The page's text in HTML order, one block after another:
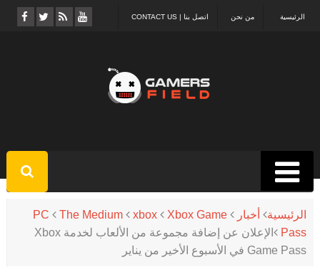
اتصل بنا | CONTACT US من نحن الرئيسية
الرئيسية أخبار PC The Medium xbox
Xbox Game
Pass
الإعلان عن إضافة مجموعة من الألعاب لخدمة Xbox
Game Pass في الأسبوع الأخير من يناير